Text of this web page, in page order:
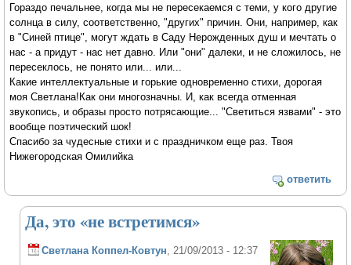
Гораздо печальнее, когда мы не пересекаемся с теми, у кого другие
солнца в силу, соответственно, "других" причин. Они, например, как
в "Синей птице", могут ждать в Саду Нерожденных душ и мечтать о
нас - а придут - нас нет давно. Или "они" далеки, и не сложилось, не
пересеклось, не понято или... или...
Какие интеллектуальные и горькие одновременно стихи, дорогая
моя Светлана!Как они многозначны. И, как всегда отменная
звукопись, и образы просто потрясающие... "Светиться язвами" - это
вообще поэтический шок!
Спасибо за чудесные стихи и с праздничком еще раз. Твоя
Нижегородская Омилийка
ответить
Да, это «не встретимся»
Светлана Коппел-Ковтун, 21/09/2013 - 12:37